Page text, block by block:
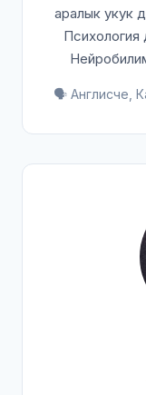
аралык укук
Психология
🗣️ Англисче,